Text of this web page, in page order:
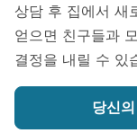
상담 후 집에서 새
얻으면 친구들과
결정을 내릴 수 있
당신